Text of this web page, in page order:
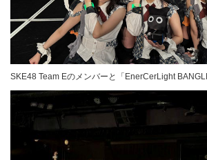
SKE48 Team Eのメンバーと「EnerCerLight